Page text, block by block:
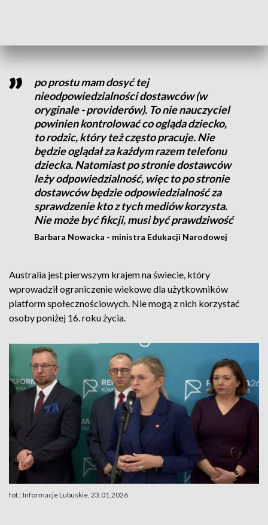
po prostu mam dosyć tej
nieodpowiedzialności dostawców (w
oryginale - providerów). To nie nauczyciel
powinien kontrolować co ogląda dziecko,
to rodzic, który też często pracuje. Nie
będzie oglądał za każdym razem telefonu
dziecka. Natomiast po stronie dostawców
leży odpowiedzialność, więc to po stronie
dostawców będzie odpowiedzialność za
sprawdzenie kto z tych mediów korzysta.
Nie może być fikcji, musi być prawdziwość
Barbara Nowacka - ministra Edukacji Narodowej
Australia jest pierwszym krajem na świecie, który
wprowadził ograniczenie wiekowe dla użytkowników
platform społecznościowych. Nie mogą z nich korzystać
osoby poniżej 16. roku życia.
fot.: Informacje Lubuskie, 23.01.2026